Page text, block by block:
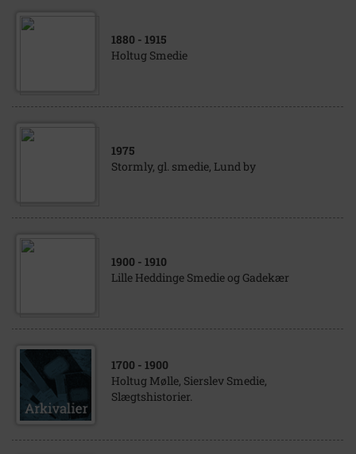
1880 - 1915
Holtug Smedie
1975
Stormly, gl. smedie, Lund by
1900 - 1910
Lille Heddinge Smedie og Gadekær
1700 - 1900
Holtug Mølle, Sierslev Smedie,
Slægtshistorier.